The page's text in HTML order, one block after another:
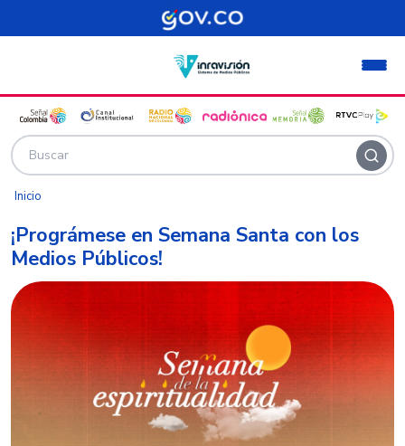
Pasar al contenido principal
Inicio
¡Prográmese en Semana Santa con los
Medios Públicos!